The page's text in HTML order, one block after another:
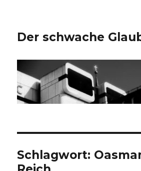
Der schwache
Schlagwort: